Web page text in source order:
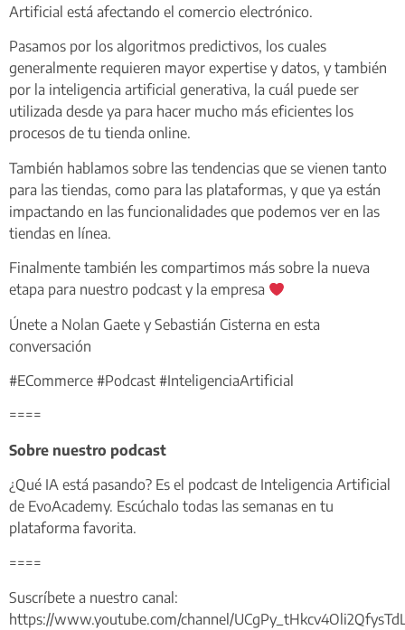
Artificial está afectando el comercio electrónico.
Pasamos por los algoritmos predictivos, los cuales
generalmente requieren mayor expertise y datos, y también
por la inteligencia artificial generativa, la cuál puede ser
utilizada desde ya para hacer mucho más eficientes los
procesos de tu tienda online.
También hablamos sobre las tendencias que se vienen tanto
para las tiendas, como para las plataformas, y que ya están
impactando en las funcionalidades que podemos ver en las
tiendas en línea.
Finalmente también les compartimos más sobre la nueva
etapa para nuestro podcast y la empresa
Únete a Nolan Gaete y Sebastián Cisterna en esta
conversación
#ECommerce #Podcast #InteligenciaArtificial
====
Sobre nuestro podcast
¿Qué IA está pasando? Es el podcast de Inteligencia Artificial
de EvoAcademy. Escúchalo todas las semanas en tu
plataforma favorita.
====
Suscríbete a nuestro canal:
https://www.youtube.com/channel/